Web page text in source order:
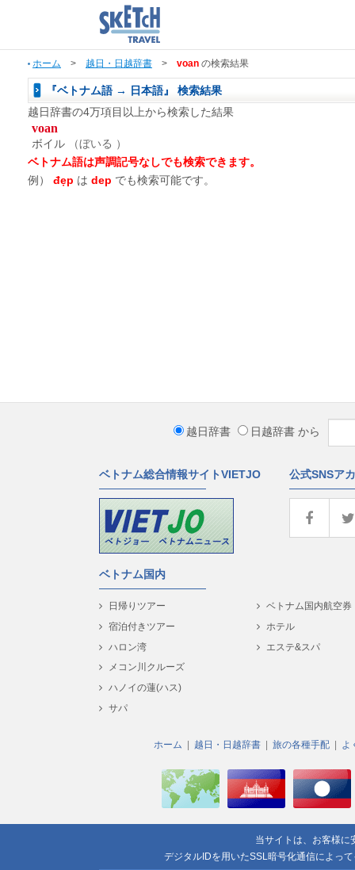
ホーム > 越日・日越辞書 > voan の検索結果
『ベトナム語 → 日本語』 検索結果
越日辞書の4万項目以上から検索した結果
voan
ボイル （ぼいる ）
ベトナム語は声調記号なしでも検索できます。
例）
đẹp は dep でも検索可能です。
越日辞書 日越辞書 から
ベトナム総合情報サイトVIETJO 公式SNSア
ベトナム国内
日帰りツアー
宿泊付きツアー
ハロン湾
メコン川クルーズ
ハノイの蓮(ハス)
サパ
ベトナム国内航空券
ホテル
エステ&スパ
ホーム 越日・日越辞書 旅の各種手配 よ
当サイトは、お客様に
デジタルIDを用いたSSL暗号化通信によっ